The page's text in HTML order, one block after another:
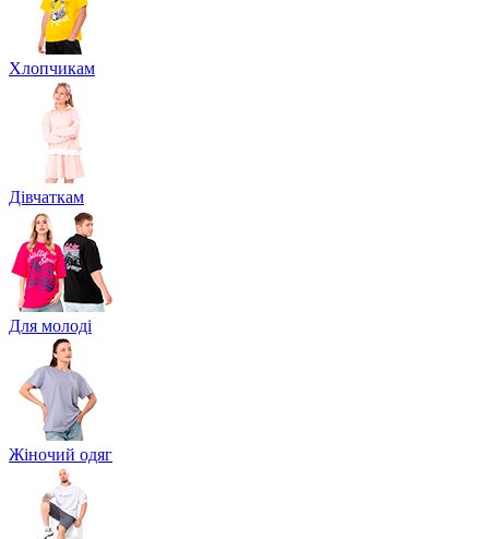
Хлопчикам
Дівчаткам
Для молоді
Жіночий одяг